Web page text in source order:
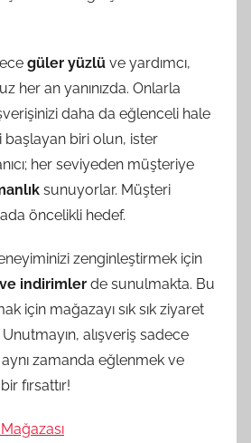
güler yüzlü ve yardımcı,
her an yanınızda. Onlarla
daha da eğlenceli hale
başlayan biri olun, ister
her seviyeden müşteriye
sunuyorlar. Müşteri
öncelikli hedef.
zenginleştirmek için
indirimler de sunulmakta. Bu
için mağazayı sık sık ziyaret
alışveriş sadece
zamanda eğlenmek ve
fırsattır!